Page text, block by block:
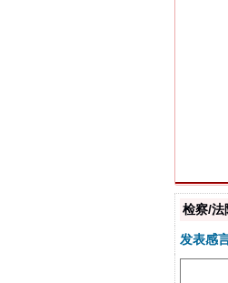
检察/法
发表感